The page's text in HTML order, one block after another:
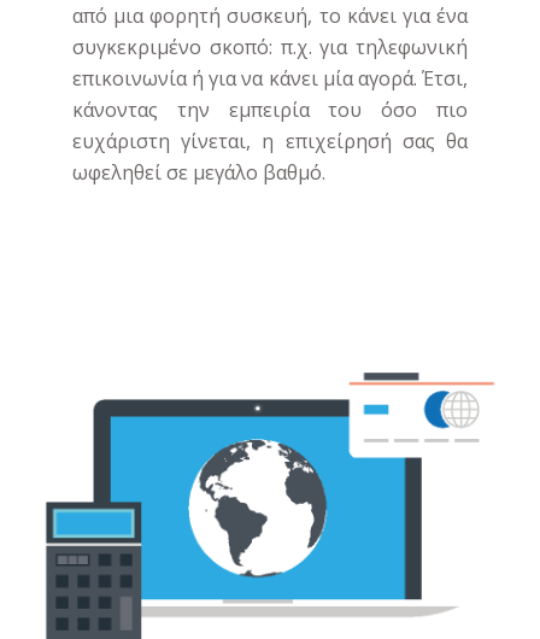
από μια φορητή συσκευή, το κάνει για ένα
συγκεκριμένο σκοπό: π.χ. για τηλεφωνική
επικοινωνία ή για να κάνει μία αγορά. Έτσι,
κάνοντας την εμπειρία του όσο πιο
ευχάριστη γίνεται, η επιχείρησή σας θα
ωφεληθεί σε μεγάλο βαθμό.